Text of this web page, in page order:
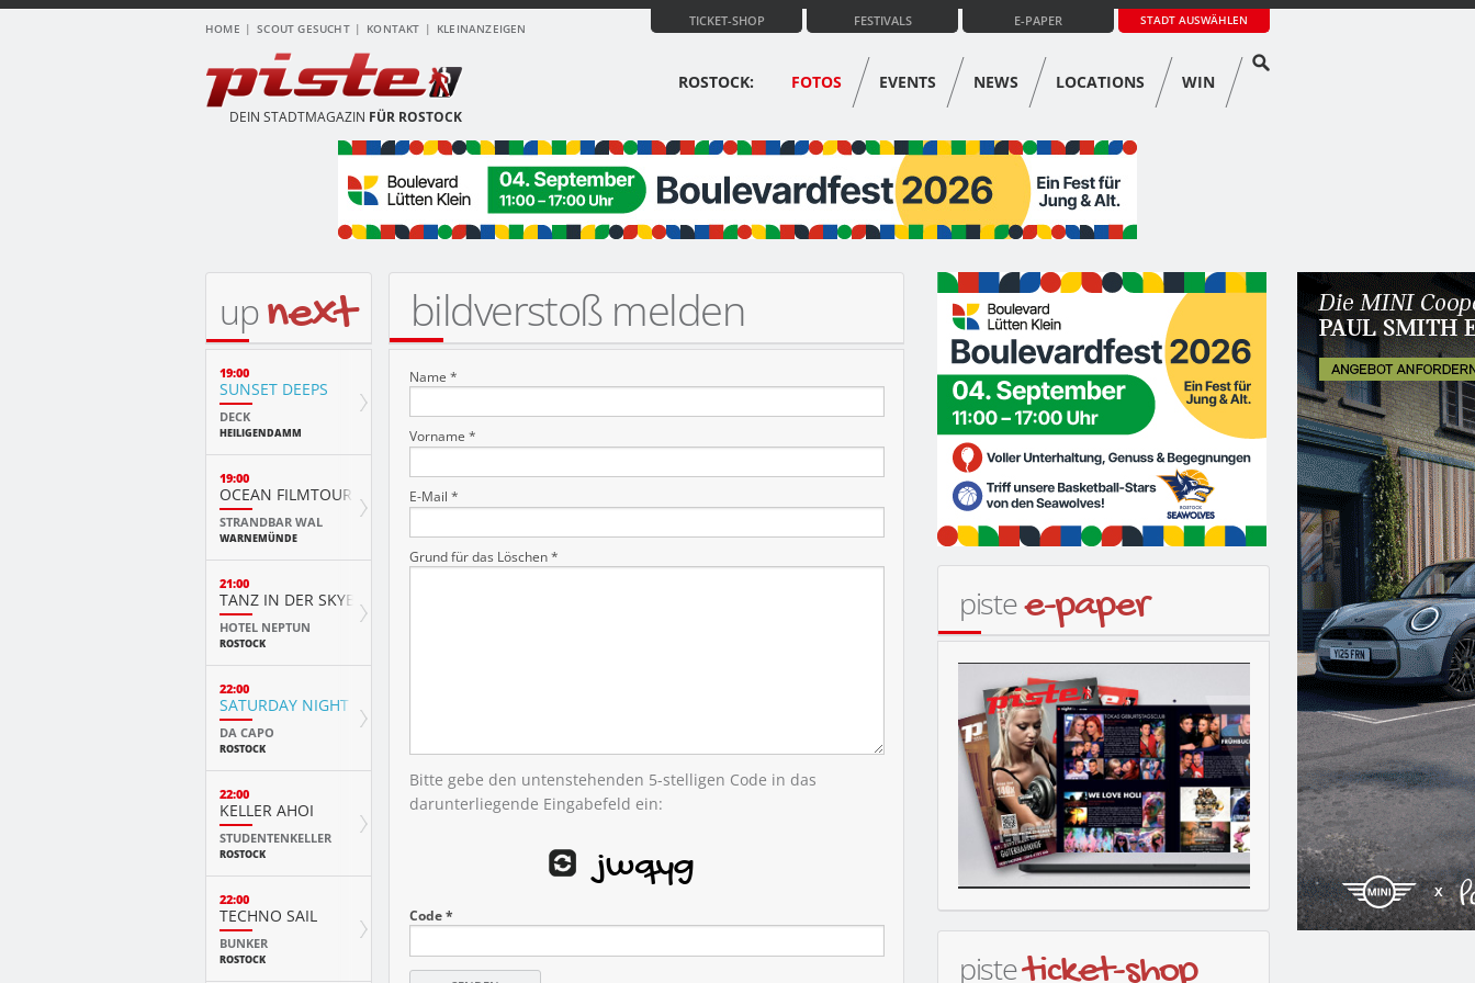
HOME SCOUT GESUCHT KONTAKT KLEINANZEIGEN
STADT AUSWÄHLEN
E-PAPER
FESTIVALS
TICKET-SHOP
DEIN STADTMAGAZIN FÜR ROSTOCK
ROSTOCK: FOTOS EVENTS NEWS LOCATIONS WIN
bildverstoß melden
Name *
Vorname *
E-Mail *
Grund für das Löschen *
Bitte gebe den untenstehenden 5-stelligen Code in das
darunterliegende Eingabefeld ein:
Code *
upnext
19:00
SUNSET DEEPS
DECK
HEILIGENDAMM
19:00
OCEAN FILMTOUR
STRANDBAR WAL
WARNEMÜNDE
21:00
TANZ IN DER SKYBAR
HOTEL NEPTUN
ROSTOCK
22:00
SATURDAY NIGHT
DA CAPO
ROSTOCK
22:00
KELLER AHOI
STUDENTENKELLER
ROSTOCK
22:00
TECHNO SAIL
BUNKER
ROSTOCK
pistee-paper
pisteticket-shop